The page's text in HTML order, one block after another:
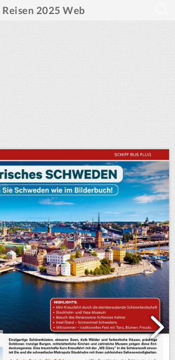
Reisen 2025 Web